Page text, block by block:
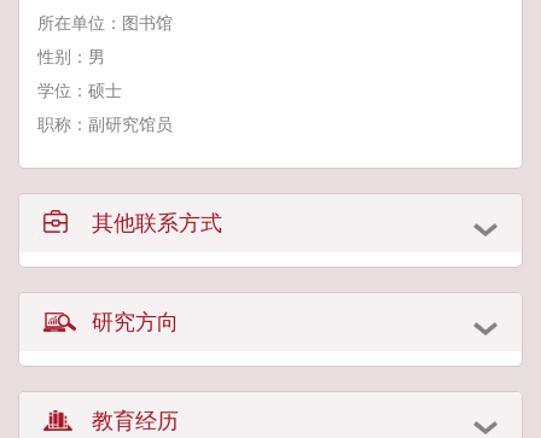
所在单位：图书馆
性别：男
学位：硕士
职称：副研究馆员
其他联系方式
研究方向
教育经历